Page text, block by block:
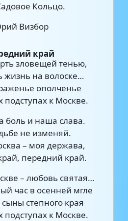
Кольцо.
Визбор
край
зловещей тенью,
жизнь на волоске…
ополченье
к Москве.
боль и наша слава.
не изменяй.
– моя держава,
передний край.
– любовь святая…
час в осенней мгле
степного края
к Москве.